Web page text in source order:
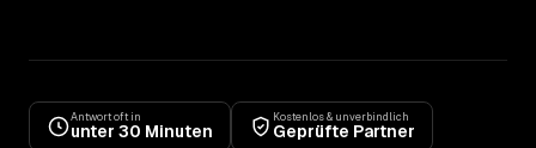
Antwort oft in
unter 30 Minuten
Kostenlos & unverbindlich
Geprüfte Partner